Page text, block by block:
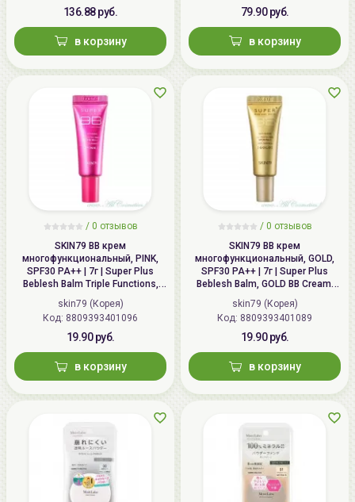
136.88 руб.
в корзину
79.90 руб.
в корзину
/ 0 отзывов
SKIN79 ВВ крем
многофункциональный, PINK,
SPF30 PA++ | 7г | Super Plus
Beblesh Balm Triple Functions,
PINK BB Cream, SPF30 PA++
skin79 (Корея)
Код: 8809393401096
19.90 руб.
в корзину
/ 0 отзывов
SKIN79 ВВ крем
многофункциональный, GOLD,
SPF30 PA++ | 7г | Super Plus
Beblesh Balm, GOLD BB Cream,
SPF30 PA++
skin79 (Корея)
Код: 8809393401089
19.90 руб.
в корзину